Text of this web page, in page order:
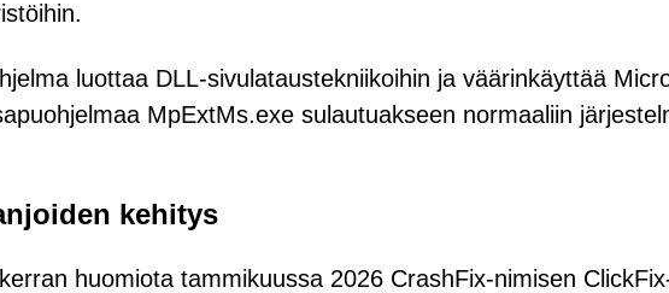
luottaa DLL-sivulataustekniikoihin ja väärinkäyttää
MpExtMs.exe sulautuakseen normaaliin
kehitys
huomiota tammikuussa 2026 CrashFix-nimisen